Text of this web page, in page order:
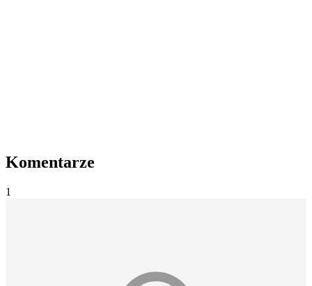
Komentarze
1